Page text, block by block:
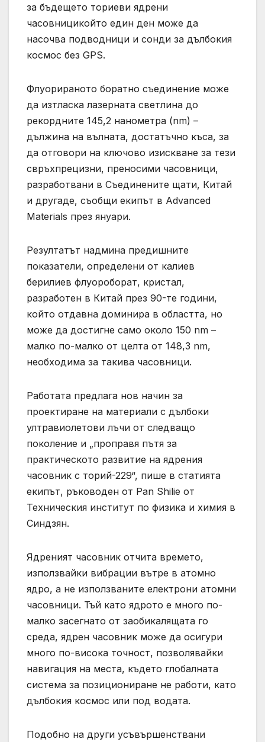
за бъдещето ториеви ядрени
часовницикойто един ден може да
насочва подводници и сонди за дълбокия
космос без GPS.
Флуорираното боратно съединение може
да изтласка лазерната светлина до
рекордните 145,2 нанометра (nm) –
дължина на вълната, достатъчно къса, за
да отговори на ключово изискване за тези
свръхпрецизни, преносими часовници,
разработвани в Съединените щати, Китай
и другаде, съобщи екипът в Advanced
Materials през януари.
Резултатът надмина предишните
показатели, определени от калиев
берилиев флуороборат, кристал,
разработен в Китай през 90-те години,
който отдавна доминира в областта, но
може да достигне само около 150 nm –
малко по-малко от целта от 148,3 nm,
необходима за такива часовници.
Работата предлага нов начин за
проектиране на материали с дълбоки
ултравиолетови лъчи от следващо
поколение и „проправя пътя за
практическото развитие на ядрения
часовник с торий-229“, пише в статията
екипът, ръководен от Pan Shilie от
Техническия институт по физика и химия в
Синдзян.
Ядреният часовник отчита времето,
използвайки вибрации вътре в атомно
ядро, а не използваните електрони атомни
часовници. Тъй като ядрото е много по-
малко засегнато от заобикалящата го
среда, ядрен часовник може да осигури
много по-висока точност, позволявайки
навигация на места, където глобалната
система за позициониране не работи, като
дълбокия космос или под водата.
Подобно на други усъвършенствани